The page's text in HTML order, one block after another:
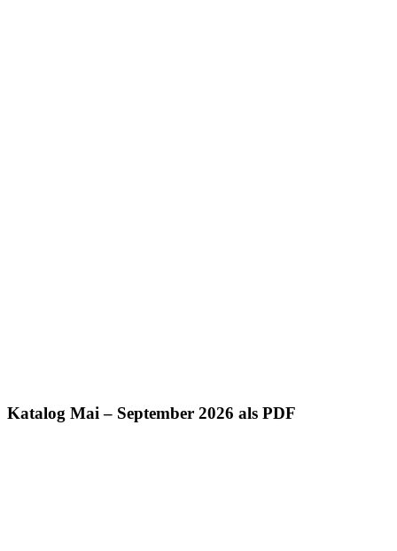
Katalog Mai – September 2026 als PDF